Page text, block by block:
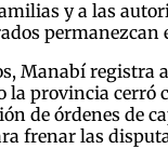
y a las
Manabí registra
la provincia
de órdenes de
frenar las